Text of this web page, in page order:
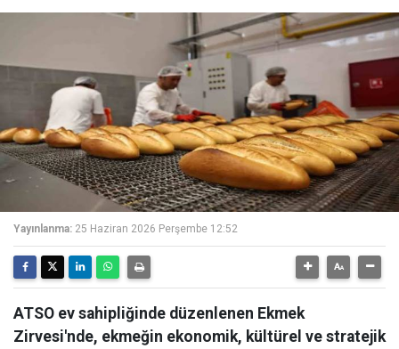
Yayınlanma: 25 Haziran 2026 Perşembe 12:52
ATSO ev sahipliğinde düzenlenen Ekmek
Zirvesi'nde, ekmeğin ekonomik, kültürel ve stratejik